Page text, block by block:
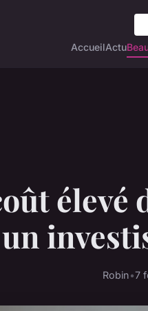
AccueilActu
élevé
un
Robin•7